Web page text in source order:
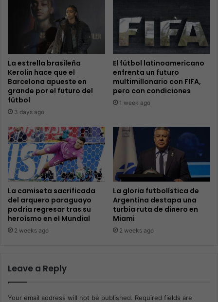
La estrella brasileña
Kerolin hace que el
Barcelona apueste en
grande por el futuro del
fútbol
3 days ago
El fútbol latinoamericano
enfrenta un futuro
multimillonario con FIFA,
pero con condiciones
1 week ago
La camiseta sacrificada
del arquero paraguayo
podría regresar tras su
heroísmo en el Mundial
2 weeks ago
La gloria futbolística de
Argentina destapa una
turbia ruta de dinero en
Miami
2 weeks ago
Leave a Reply
Your email address will not be published. Required fields are